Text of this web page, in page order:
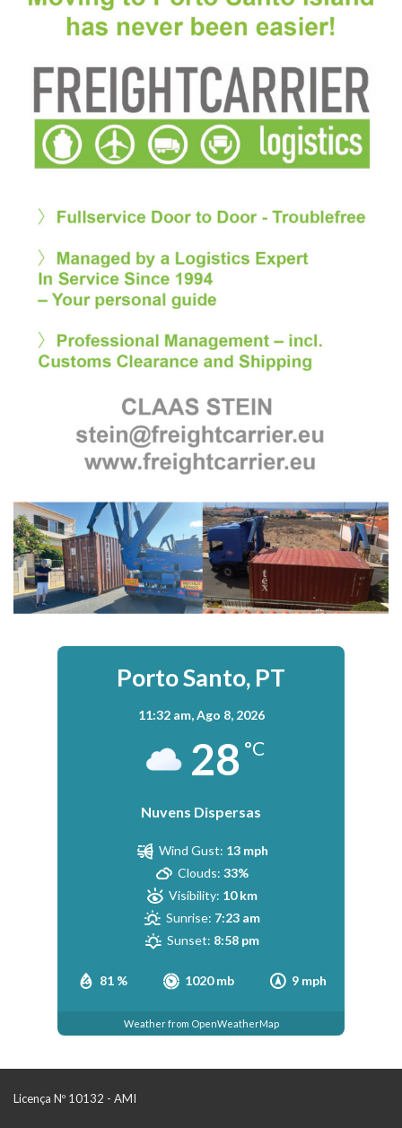
Porto Santo, PT
11:32 am,Ago 8, 2026
28 °C
Nuvens Dispersas
81 % 1020 mb 9 mph
Wind Gust: 13 mph
Clouds: 33%
Visibility: 10 km
Sunrise: 7:23 am
Sunset: 8:58 pm
Weather from OpenWeatherMap
Licença Nº 10132 - AMI